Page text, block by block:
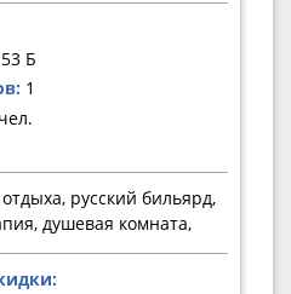
Б
1
русский бильярд,
душевая комната,